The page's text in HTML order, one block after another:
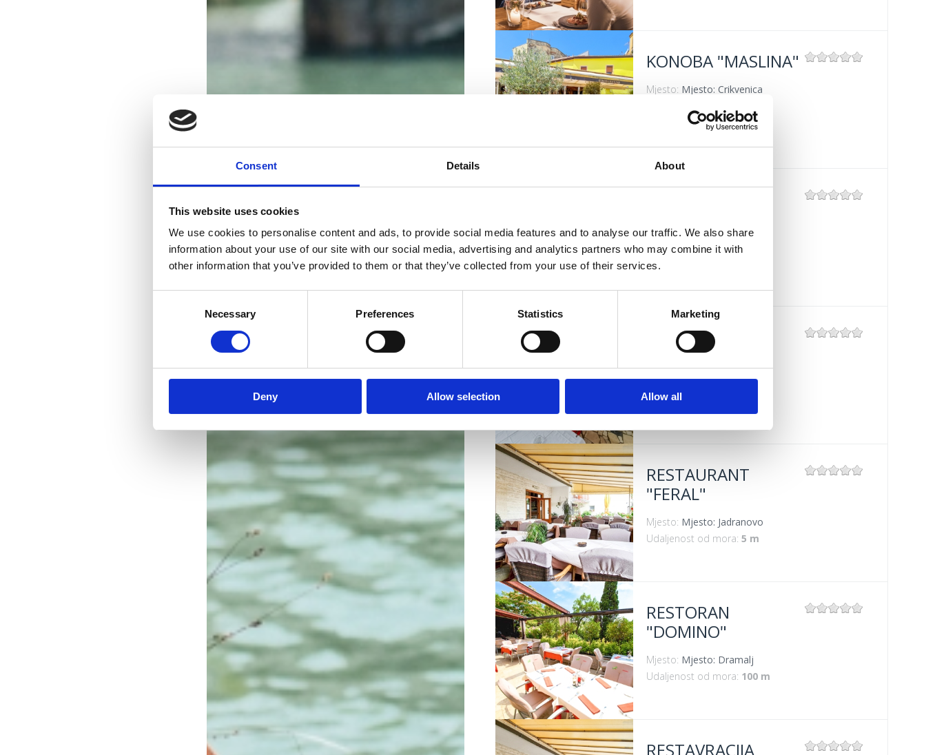
Consent Details About
This website uses cookies
We use cookies to personalise content and ads, to provide social media features and to analyse our traffic. We also share
information about your use of our site with our social media, advertising and analytics partners who may combine it with
other information that you’ve provided to them or that they’ve collected from your use of their services.
Necessary Preferences Statistics Marketing
Deny Allow selection Allow all
KONOBA "MASLINA"
Mjesto: Mjesto: Crikvenica
VIŠE INFORMACIJA
Mjesto:Mjesto: Crikvenica
RESTAURANT
"SELINA"
Mjesto: Jadranovo
VIŠE INFORMACIJA
RESTAURANT
"FERAL"
Mjesto: Mjesto: Jadranovo
Udaljenost od mora: 5 m
VIŠE INFORMACIJA
RESTORAN
"DOMINO"
Mjesto: Mjesto: Dramalj
Udaljenost od mora: 100 m
RESTAVRACIJA